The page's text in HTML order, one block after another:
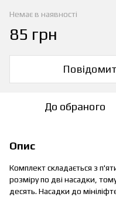
Немає в наявності
85 грн
До обраного
Опис
Комплект складається з
розміру по дві насадки,
десять. Насадки до